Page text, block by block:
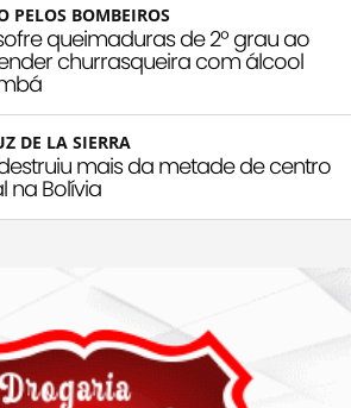
PELOS BOMBEIROS
queimaduras de 2º grau ao
churrasqueira com álcool
DE LA SIERRA
mais da metade de centro
na Bolívia